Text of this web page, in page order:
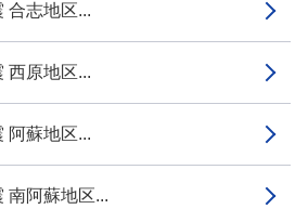
合志地区...
西原地区...
阿蘇地区...
南阿蘇地区...